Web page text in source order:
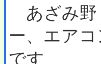
あざみ野
ー、エア
です